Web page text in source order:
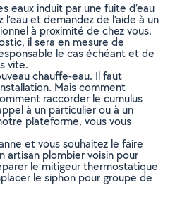
eaux induit par une fuite d’eau
et demandez de l’aide à un
à proximité de chez vous.
il sera en mesure de
le cas échéant et de
vite.
chauffe-eau. Il faut
Mais comment
raccorder le cumulus
à un particulier ou à un
plateforme, vous vous
et vous souhaitez le faire
artisan plombier voisin pour
le mitigeur thermostatique
le siphon pour groupe de